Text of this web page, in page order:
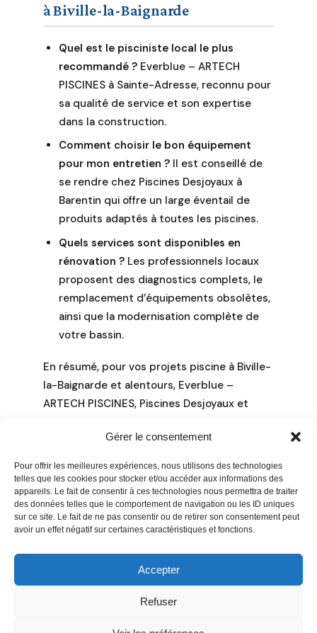
Gérer le consentement
Pour offrir les meilleures expériences, nous utilisons des technologies
telles que les cookies pour stocker et/ou accéder aux informations des
appareils. Le fait de consentir à ces technologies nous permettra de traiter
des données telles que le comportement de navigation ou les ID uniques
sur ce site. Le fait de ne pas consentir ou de retirer son consentement peut
avoir un effet négatif sur certaines caractéristiques et fonctions.
Accepter
Refuser
à Biville-la-Baignarde
Quel est le pisciniste local le plus
recommandé ? Everblue – ARTECH
PISCINES à Sainte-Adresse, reconnu pour
sa qualité de service et son expertise
dans la construction.
Comment choisir le bon équipement
pour mon entretien ? Il est conseillé de
se rendre chez Piscines Desjoyaux à
Barentin qui offre un large éventail de
produits adaptés à toutes les piscines.
Quels services sont disponibles en
rénovation ? Les professionnels locaux
proposent des diagnostics complets, le
remplacement d’équipements obsolètes,
ainsi que la modernisation complète de
votre bassin.
En résumé, pour vos projets piscine à Biville-
la-Baignarde et alentours, Everblue –
ARTECH PISCINES, Piscines Desjoyaux et
N’hésitez pas à les contacter pour un devis
personnalisé et un accompagnement
professionnel de A à Z.